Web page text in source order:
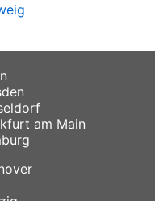
am Main